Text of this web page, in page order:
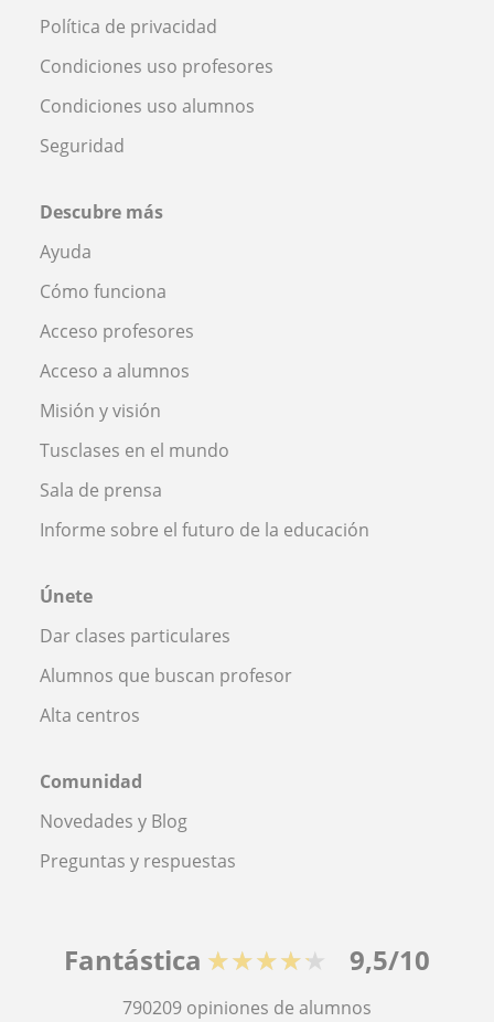
Política de privacidad
Condiciones uso profesores
Condiciones uso alumnos
Seguridad
Descubre más
Ayuda
Cómo funciona
Acceso profesores
Acceso a alumnos
Misión y visión
Tusclases en el mundo
Sala de prensa
Informe sobre el futuro de la educación
Únete
Dar clases particulares
Alumnos que buscan profesor
Alta centros
Comunidad
Novedades y Blog
Preguntas y respuestas
Fantástica ★★★★★ 9,5/10
790209 opiniones de alumnos